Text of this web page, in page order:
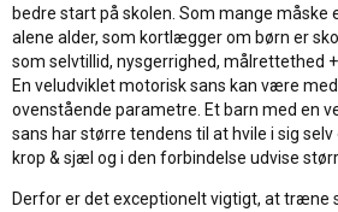
bedre start på skolen. Som mange måske
alene alder, som kortlægger om børn er
som selvtillid, nysgerrighed, målrettethed
En veludviklet motorisk sans kan være
ovenstående parametre. Et barn med en
sans har større tendens til at hvile i sig
krop & sjæl og i den forbindelse udvise
Derfor er det exceptionelt vigtigt, at træne